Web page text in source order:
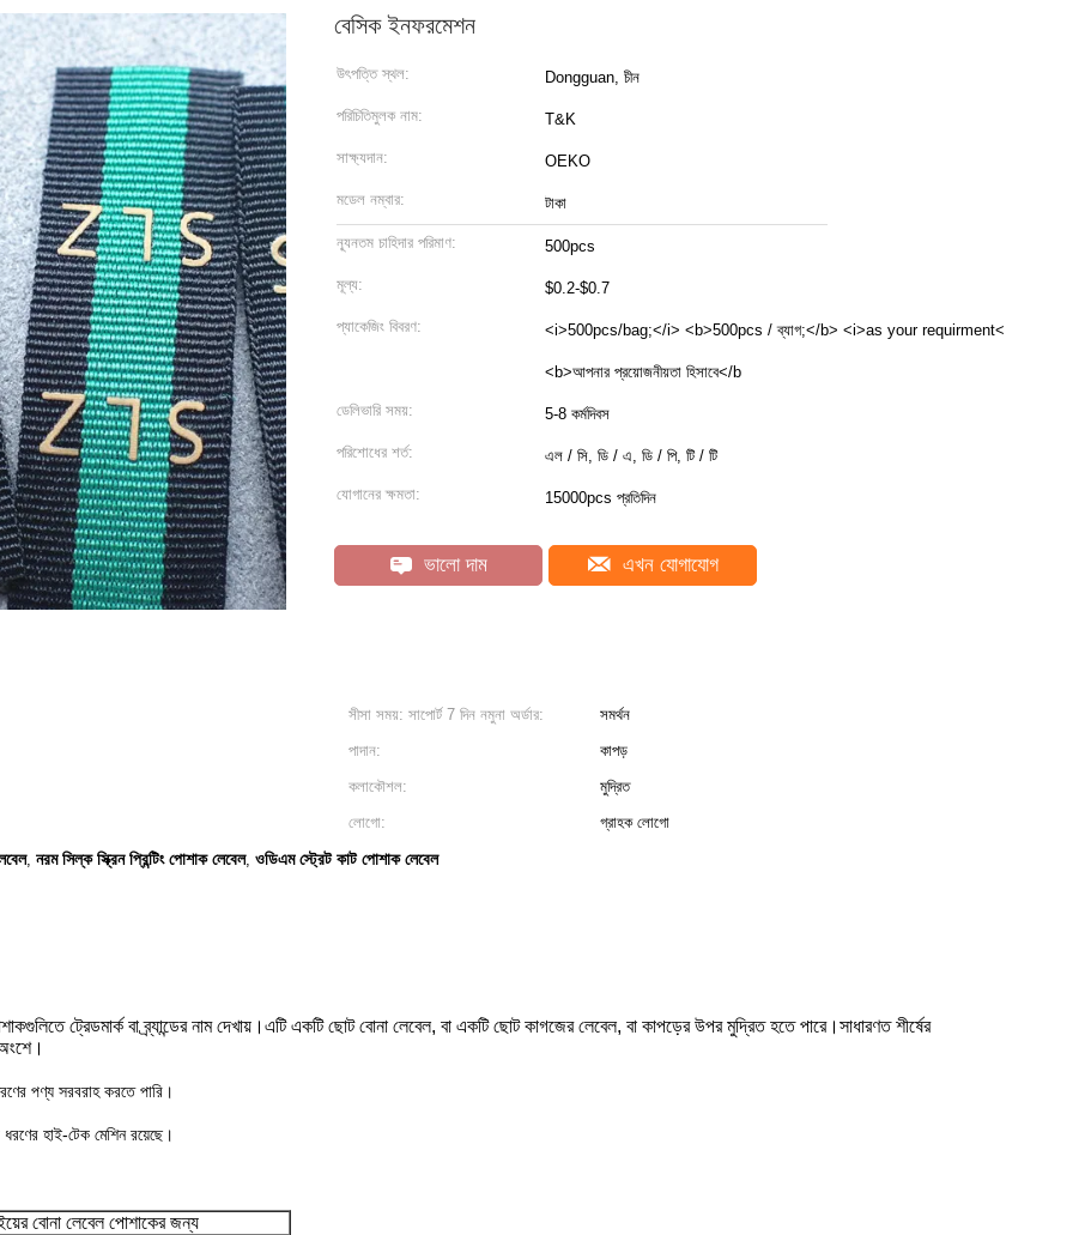
বেসিক ইনফরমেশন
উৎপত্তি স্থল: Dongguan, চীন
পরিচিতিমুলক নাম: T&K
সাক্ষ্যদান: OEKO
মডেল নম্বার: টাকা
ন্যূনতম চাহিদার পরিমাণ: 500pcs
মূল্য: $0.2-$0.7
প্যাকেজিং বিবরণ: <i>500pcs/bag;</i> <b>500pcs / ব্যাগ;</b> <i>as your requirment</i>
<b>আপনার প্রয়োজনীয়তা হিসাবে</b
ডেলিভারি সময়: 5-8 কর্মদিবস
পরিশোধের শর্ত: এল / সি, ডি / এ, ডি / পি, টি / টি
যোগানের ক্ষমতা: 15000pcs প্রতিদিন
ভালো দাম এখন যোগাযোগ
সীসা সময়: সাপোর্ট 7 দিন নমুনা অর্ডার:
সমর্থন
পাদান:
কাপড়
কলাকৌশল:
মুদ্রিত
লোগো:
গ্রাহক লোগো
, নরম সিল্ক স্ক্রিন প্রিন্টিং পোশাক লেবেল, ওডিএম স্ট্রেট কাট পোশাক লেবেল
ট্রেডমার্ক বা ব্র্যান্ডের নাম দেখায়।এটি একটি ছোট বোনা লেবেল, বা একটি ছোট কাগজের লেবেল, বা কাপড়ের উপর মুদ্রিত হতে পারে।সাধারণত শীর্ষের
পণ্য সরবরাহ করতে পারি।
হাই-টেক মেশিন রয়েছে।
বোনা লেবেল পোশাকের জন্য